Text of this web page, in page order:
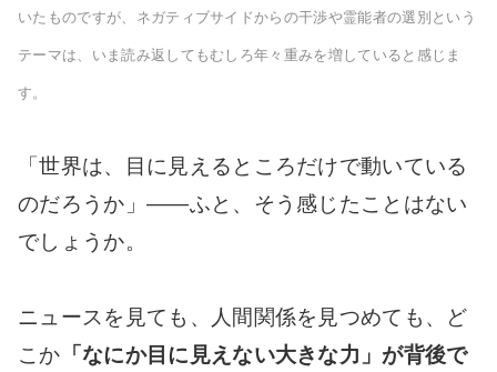
いたものですが、ネガティブサイドからの干渉や霊能者の選別という
テーマは、いま読み返してもむしろ年々重みを増していると感じま
す。
「世界は、目に見えるところだけで動いている
のだろうか」――ふと、そう感じたことはない
でしょうか。
ニュースを見ても、人間関係を見つめても、ど
こか 「なにか目に見えない大きな力」が背後で